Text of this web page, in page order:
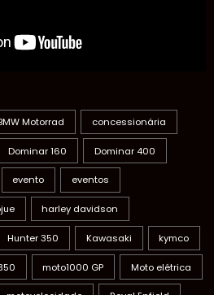
Motorrad concessionária
Dominar 160 Dominar 400
evento eventos
harley davidson
Hunter 350 Kawasaki kymco
moto1000 GP Moto elétrica